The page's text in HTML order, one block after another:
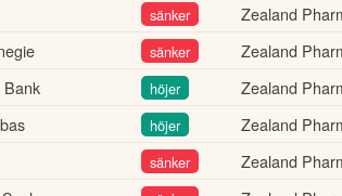
sänker Zealand
sänker Zealand
Bank höjer Zealand
höjer Zealand
sänker Zealand